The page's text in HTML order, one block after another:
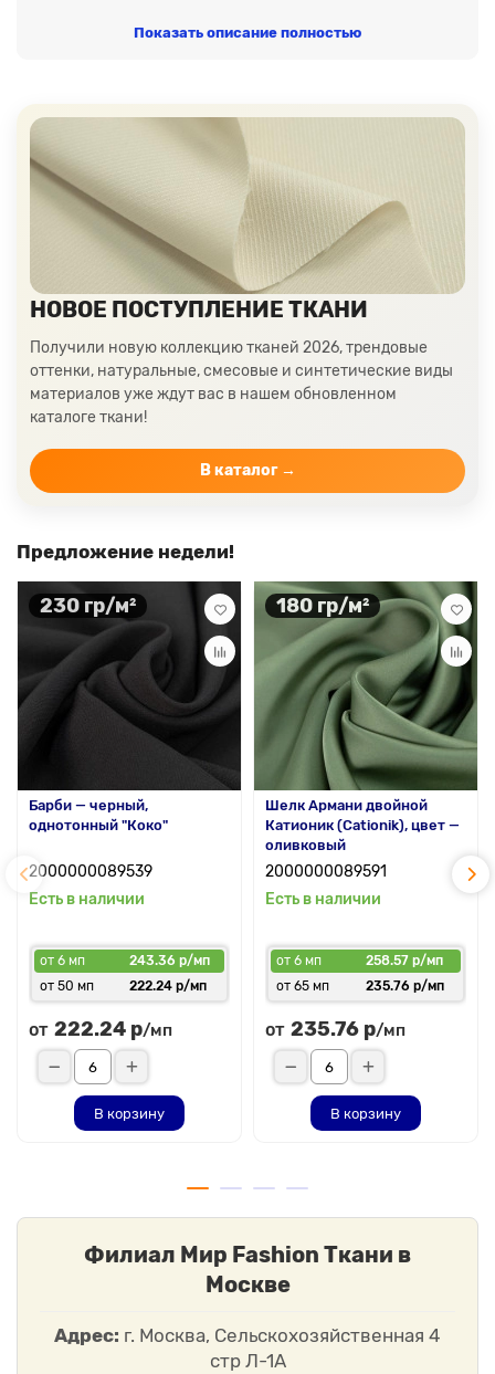
множество цветов и оттенков шелкового
принтовыми рисунками – у нас есть всё,
чтобы удовлетворить потребности в
создании неповторимых образов.
Мы понимаем, насколько важно быть
уверенным в качестве материала, поэтому
предлагаем возможность заказать
бесплатные образцы ткани прямо из
каталога нашего интернет-магазина. Таким
образом, Вы можете лично затронуть
изысканность шелка и принять вдумчивое
решение перед оформлением заказа.
Для удобства мы осуществляем быструю
отправку со своего склада по всей России и
заказ будет доставлен оперативно и с
должной заботой.
Показать описание полностью
НОВОЕ ПОСТУПЛЕНИЕ ТКАНИ
Получили новую коллекцию тканей 2026, трендовые
оттенки, натуральные, смесовые и синтетические виды
материалов уже ждут вас в нашем обновленном
каталоге ткани!
В каталог →
Предложение недели!
230 гр/м²
Барби — черный,
однотонный "Коко"
2000000089539
Есть в наличии
от 6 мп
243.36 р/мп
от 50 мп
222.24 р/мп
от 222.24 р/мп
В корзину
180 гр/м²
Шелк Армани двойной
Катионик (Cationik), цвет —
оливковый
2000000089591
Есть в наличии
от 6 мп
258.57 р/мп
от 65 мп
235.76 р/мп
от 235.76 р/мп
В корзину
Филиал Мир Fashion Ткани в
Москве
Адрес: г. Москва, Сельскохозяйственная 4
стр Л-1А